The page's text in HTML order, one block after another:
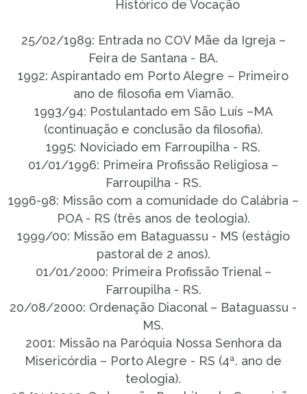
Histórico de Vocação
25/02/1989: Entrada no COV Mãe da Igreja –
Feira de Santana - BA.
1992: Aspirantado em Porto Alegre – Primeiro
ano de filosofia em Viamão.
1993/94: Postulantado em São Luís –MA
(continuação e conclusão da filosofia).
1995: Noviciado em Farroupilha - RS.
01/01/1996: Primeira Profissão Religiosa –
Farroupilha - RS.
1996-98: Missão com a comunidade do Calábria –
POA - RS (três anos de teologia).
1999/00: Missão em Bataguassu - MS (estágio
pastoral de 2 anos).
01/01/2000: Primeira Profissão Trienal –
Farroupilha - RS.
20/08/2000: Ordenação Diaconal – Bataguassu -
MS.
2001: Missão na Paróquia Nossa Senhora da
Misericórdia – Porto Alegre - RS (4ª. ano de
teologia).